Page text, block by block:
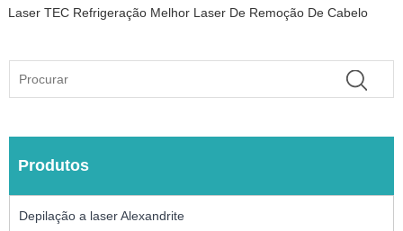
Laser TEC Refrigeração Melhor Laser De Remoção De Cabelo
Produtos
Depilação a laser Alexandrite